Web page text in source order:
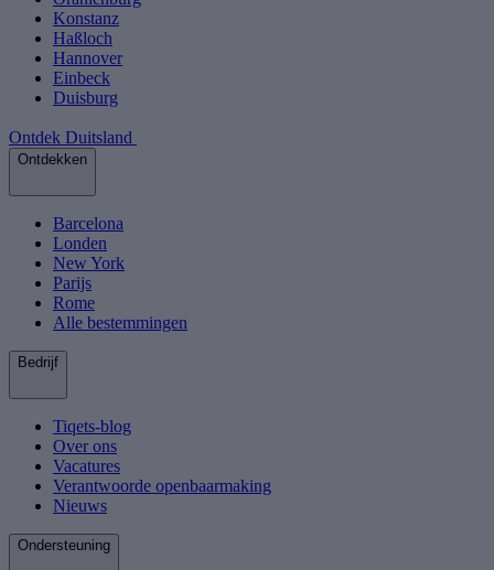
Konstanz
Haßloch
Hannover
Einbeck
Duisburg
Ontdek Duitsland
Ontdekken
Barcelona
Londen
New York
Parijs
Rome
Alle bestemmingen
Bedrijf
Tiqets-blog
Over ons
Vacatures
Verantwoorde openbaarmaking
Nieuws
Ondersteuning